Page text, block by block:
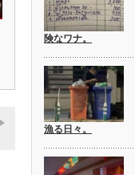
険なワナ。
漁る日々。